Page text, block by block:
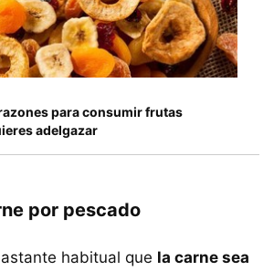
para consumir frutas
adelgazar
por pescado
habitual que la carne sea